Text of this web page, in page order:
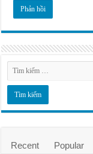
Recent Popular